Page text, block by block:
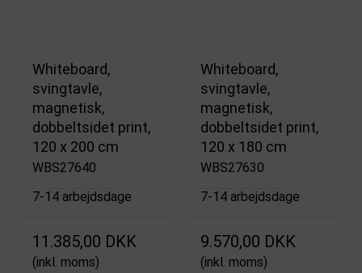
Whiteboard,
svingtavle,
magnetisk,
dobbeltsidet print,
120 x 200 cm
WBS27640
7-14 arbejdsdage
11.385,00 DKK
(inkl. moms)
Whiteboard,
svingtavle,
magnetisk,
dobbeltsidet print,
120 x 180 cm
WBS27630
7-14 arbejdsdage
9.570,00 DKK
(inkl. moms)